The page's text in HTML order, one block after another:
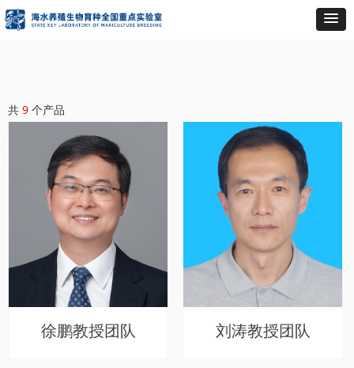
共 9 个产品
徐鹏教授团队 刘涛教授团队